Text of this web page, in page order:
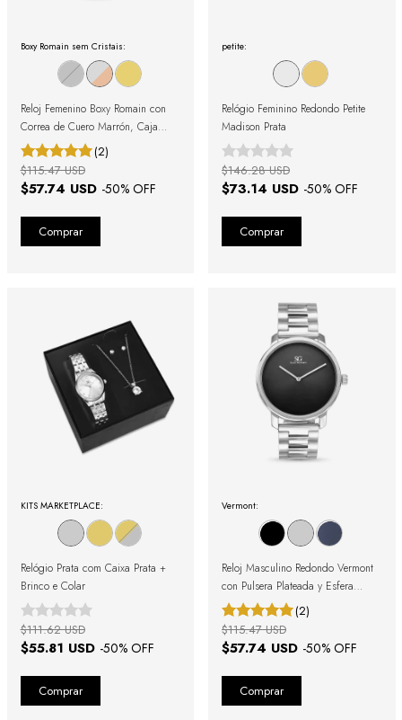
Boxy Romain sem Cristais:
Reloj Femenino Boxy Romain con
Correa de Cuero Marrón, Caja
Bicolor y Números Romanos
(2)
$57.74 USD -50% OFF
$115.47 USD
petite:
Relógio Feminino Redondo Petite
Madison Prata
$73.14 USD -50% OFF
$146.28 USD
KITS MARKETPLACE:
Relógio Prata com Caixa Prata +
Brinco e Colar
$55.81 USD -50% OFF
$111.62 USD
Vermont:
Reloj Masculino Redondo Vermont
con Pulsera Plateada y Esfera
Negra
(2)
$57.74 USD -50% OFF
$115.47 USD